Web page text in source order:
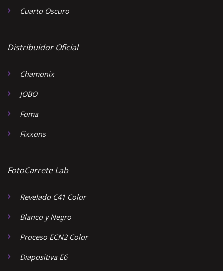
Cuarto Oscuro
Distribuidor Oficial
Chamonix
JOBO
Foma
Fixxons
FotoCarrete Lab
Revelado C41 Color
Blanco y Negro
Proceso ECN2 Color
Diapositiva E6